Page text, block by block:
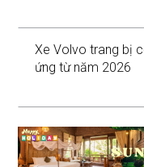
Xe Volvo trang bị
ứng từ năm 2026